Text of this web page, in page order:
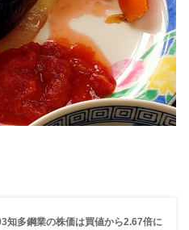
知多鋼業の株価は買値から2.67倍に